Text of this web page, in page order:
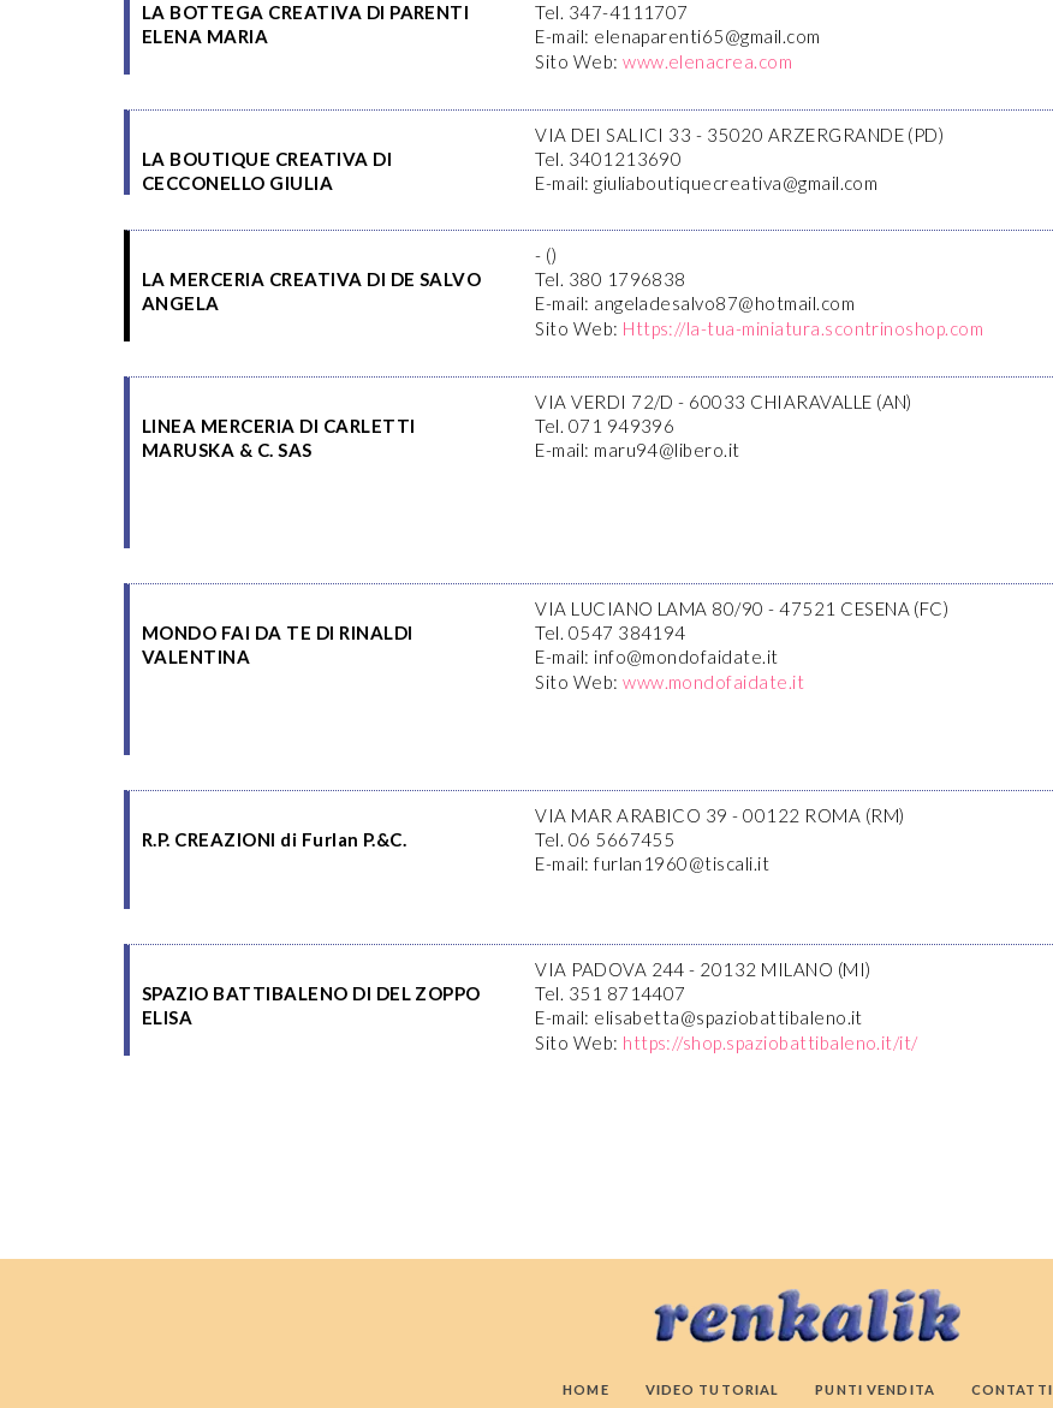
LA BOTTEGA CREATIVA DI PARENTI
ELENA MARIA
Tel. 347-4111707
E-mail: elenaparenti65@gmail.com
Sito Web:www.elenacrea.com
LA BOUTIQUE CREATIVA DI
CECCONELLO GIULIA
VIA DEI SALICI 33 - 35020 ARZERGRANDE (PD)
Tel. 3401213690
E-mail: giuliaboutiquecreativa@gmail.com
LA MERCERIA CREATIVA DI DE SALVO
ANGELA
- ()
Tel. 380 1796838
E-mail: angeladesalvo87@hotmail.com
Sito Web: Https://la-tua-miniatura.scontrinoshop.com
LINEA MERCERIA DI CARLETTI
MARUSKA & C. SAS
VIA VERDI 72/D - 60033 CHIARAVALLE (AN)
Tel. 071 949396
E-mail: maru94@libero.it
MONDO FAI DA TE DI RINALDI
VALENTINA
VIA LUCIANO LAMA 80/90 - 47521 CESENA (FC)
Tel. 0547 384194
E-mail: info@mondofaidate.it
Sito Web:www.mondofaidate.it
R.P. CREAZIONI di Furlan P.&C.
VIA MAR ARABICO 39 - 00122 ROMA (RM)
Tel. 06 5667455
E-mail: furlan1960@tiscali.it
SPAZIO BATTIBALENO DI DEL ZOPPO
ELISA
VIA PADOVA 244 - 20132 MILANO (MI)
Tel. 351 8714407
E-mail: elisabetta@spaziobattibaleno.it
Sito Web: https://shop.spaziobattibaleno.it/it/
HOME VIDEO TUTORIAL PUNTI VENDITA CONTATTI